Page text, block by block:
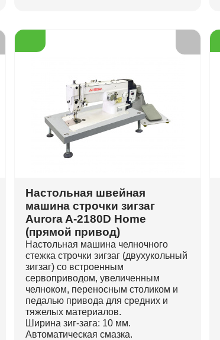
Настольная швейная
машина строчки зигзаг
Aurora A-2180D Home
(прямой привод)
Настольная машина челночного
стежка строчки зигзаг (двухукольный
зигзаг) со встроенным
сервоприводом, увеличенным
челноком, переносным столиком и
педалью привода для средних и
тяжелых материалов.
Ширина зиг-зага: 10 мм.
Автоматическая смазка.